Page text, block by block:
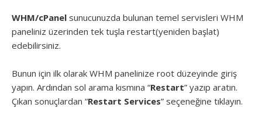
WHM/cPanel sunucunuzda bulunan temel servisleri WHM
paneliniz üzerinden tek tuşla restart(yeniden başlat)
edebilirsiniz.
Bunun için ilk olarak WHM panelinize root düzeyinde giriş
yapın. Ardından sol arama kısmına “Restart” yazıp aratın.
Çıkan sonuçlardan “Restart Services” seçeneğine tıklayın.